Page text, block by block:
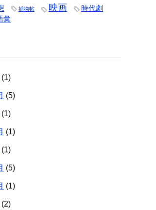
捕物帖 映画 時代劇
彙
(1)
(5)
(1)
(1)
(1)
(5)
(1)
(2)